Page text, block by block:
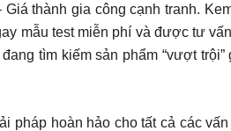
thành gia công cạnh tranh.
mẫu test miễn phí và được tư
tìm kiếm sản phẩm “vượt
pháp hoàn hảo cho tất cả các